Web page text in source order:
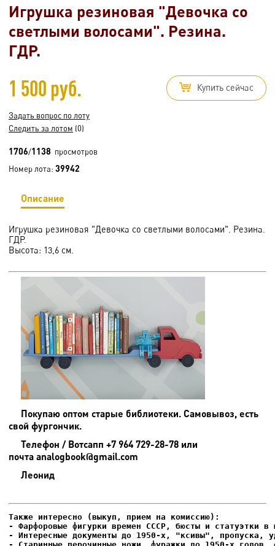
Игрушка резиновая "Девочка со
светлыми волосами". Резина.
ГДР.
1 500 руб. Купить сейчас
Задать вопрос по лоту
Следить за лотом (0)
1706/1138 просмотров
Номер лота: 39942
Описание
Игрушка резиновая "Девочка со светлыми волосами". Резина.
ГДР.
Высота: 13,6 см.
Покупаю оптом старые библиотеки. Самовывоз, есть
свой фургончик.
Телефон / Вотсапп +7 964 729-28-78 или
почта analogbook@gmail.com
Леонид
- Фарфоровые фигурки времен СССР, бюсты и статуэтки в
- Интересные документы до 1950-х, "ксивы", пропуска,